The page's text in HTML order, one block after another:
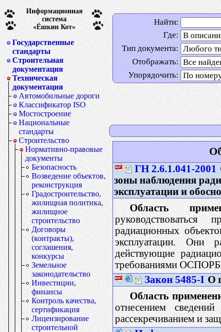
Информационная
система
«Ёшкин Кот»
Государственные
стандарты
Строительная
документация
Техническая
документация
Автомобильные дороги
Классификатор ISO
Мостостроение
Национальные
стандарты
Строительство
Нормативно-правовые
документы
Безопасность
Возведение объектов,
реконструкция
Градостроительство,
жилищная политика,
жилищное
строительство
Договоры
(контракты),
соглашения,
конкурсы
Земельное
законодательство
Инвестиции,
финансы
Контроль качества,
сертификация
Лицензирование
строительной
Найти:
Где:
Тип документа:
Отображать:
Упорядочить:
ГН 2.6.1.041-2001
зоны наблюдения
эксплуатации и
Область
радиационных
эксплуатации. Они
действующие
требованиями
Закон 5485-I О
Область
отнесением
рассекречиванием и